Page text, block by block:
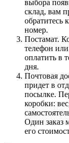
выбора
склад, вам
обратитесь
номер.
Постамат.
телефон
оплатить в
дня.
Почтовая
придет в
посылке.
коробки:
Один заказ
его